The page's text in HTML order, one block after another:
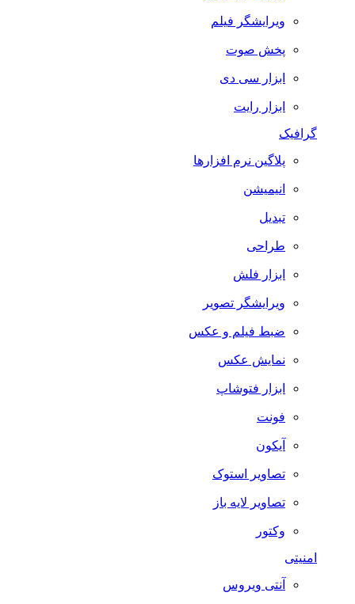
ویرایشگر فیلم
پخش صوت
ابزار سی دی
ابزار رایت
گرافیک
پلاگین نرم افزارها
انیمیشن
تبدیل
طراحی
ابزار فلش
ویرایشگر تصویر
ضبط فيلم و عكس
نمایش عکس
ابزار فتوشاپ
فونت
آیکون
تصاویر استوک
تصاویر لایه باز
وکتور
آنتی ویروس